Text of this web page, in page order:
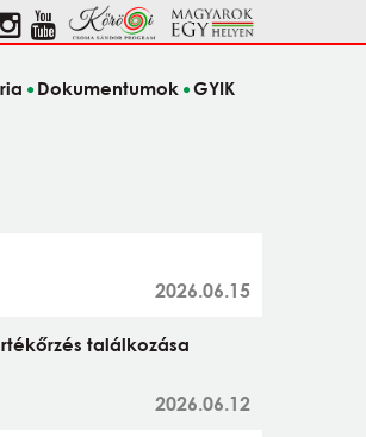
Dokumentumok GYIK
2026.06.15
találkozása
2026.06.12